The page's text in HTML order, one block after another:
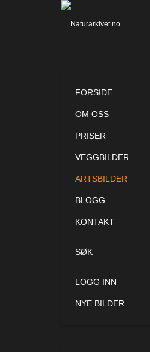
FORSIDE
OM OSS
PRISER
VEGGBILDER
ARTSBILDER
BLOGG
KONTAKT
SØK
LOGG INN
NYE BILDER